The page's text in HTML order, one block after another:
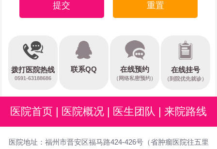
提交 重置
拨打医院热线
0591-63188686
联系QQ 在线预约
（网络私密预约）
在线挂号
（到院优先就诊）
医院首页 医院概况 医生团队 来院路线
医院地址：福州市晋安区福马路424-426号（省肿瘤医院往五里